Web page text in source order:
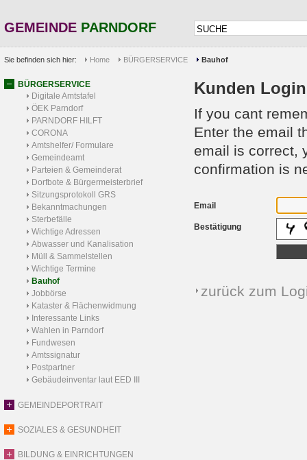
GEMEINDE PARNDORF
Sie befinden sich hier: Home BÜRGERSERVICE Bauhof
BÜRGERSERVICE
Digitale Amtstafel
ÖEK Parndorf
PARNDORF HILFT
CORONA
Amtshelfer/ Formulare
Gemeindeamt
Parteien & Gemeinderat
Dorfbote & Bürgermeisterbrief
Sitzungsprotokoll GRS
Bekanntmachungen
Sterbefälle
Wichtige Adressen
Abwasser und Kanalisation
Müll & Sammelstellen
Wichtige Termine
Bauhof
Jobbörse
Kataster & Flächenwidmung
Interessante Links
Wahlen in Parndorf
Fundwesen
Amtssignatur
Postpartner
Gebäudeinventar laut EED III
GEMEINDEPORTRAIT
SOZIALES & GESUNDHEIT
BILDUNG & EINRICHTUNGEN
Kunden
If you cant
Enter the email
email is correct,
confirmation is
Email
Bestätigung
zurück zum